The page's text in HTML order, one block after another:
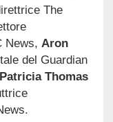
The
News, Aron
del Guardian
Patricia Thomas